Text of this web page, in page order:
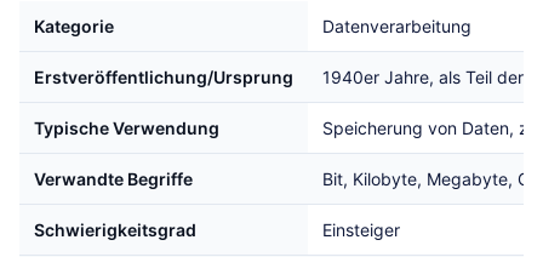
Kategorie Datenverarbeitung
Erstveröffentlichung/Ursprung 1940er Jahre, als Teil der
Typische Verwendung Speicherung von Daten,
Verwandte Begriffe Bit, Kilobyte, Megabyte,
Schwierigkeitsgrad Einsteiger